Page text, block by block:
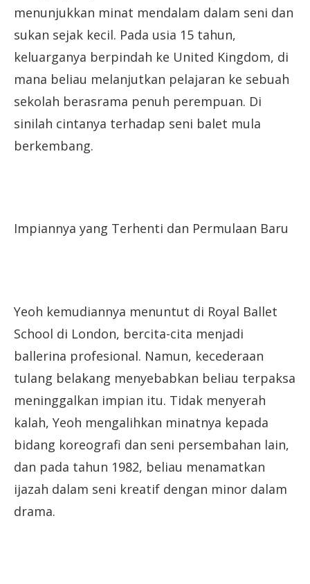
menunjukkan minat mendalam dalam seni dan
sukan sejak kecil. Pada usia 15 tahun,
keluarganya berpindah ke United Kingdom, di
mana beliau melanjutkan pelajaran ke sebuah
sekolah berasrama penuh perempuan. Di
sinilah cintanya terhadap seni balet mula
berkembang.
Impiannya yang Terhenti dan Permulaan Baru
Yeoh kemudiannya menuntut di Royal Ballet
School di London, bercita-cita menjadi
ballerina profesional. Namun, kecederaan
tulang belakang menyebabkan beliau terpaksa
meninggalkan impian itu. Tidak menyerah
kalah, Yeoh mengalihkan minatnya kepada
bidang koreografi dan seni persembahan lain,
dan pada tahun 1982, beliau menamatkan
ijazah dalam seni kreatif dengan minor dalam
drama.